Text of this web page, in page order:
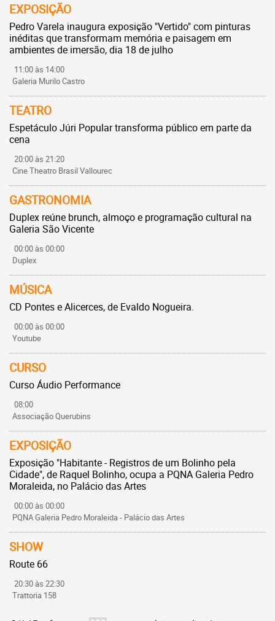
EXPOSIÇÃO
Pedro Varela inaugura exposição "Vertido" com pinturas
inéditas que transformam memória e paisagem em
ambientes de imersão, dia 18 de julho
11:00 às 14:00
Galeria Murilo Castro
TEATRO
Espetáculo Júri Popular transforma público em parte da
cena
20:00 às 21:20
Cine Theatro Brasil Vallourec
GASTRONOMIA
Duplex reúne brunch, almoço e programação cultural na
Galeria São Vicente
00:00 às 00:00
Duplex
MÚSICA
CD Pontes e Alicerces, de Evaldo Nogueira.
00:00 às 00:00
Youtube
CURSO
Curso Áudio Performance
08:00
Associação Querubins
EXPOSIÇÃO
Exposição "Habitante - Registros de um Bolinho pela
Cidade", de Raquel Bolinho, ocupa a PQNA Galeria Pedro
Moraleida, no Palácio das Artes
00:00 às 00:00
PQNA Galeria Pedro Moraleida - Palácio das Artes
SHOW
Route 66
20:30 às 22:30
Trattoria 158